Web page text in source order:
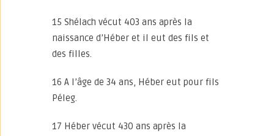
15 Shélach vécut 403 ans après la
naissance d’Héber et il eut des fils et
des filles.
16 A l’âge de 34 ans, Héber eut pour fils
Péleg.
17 Héber vécut 430 ans après la